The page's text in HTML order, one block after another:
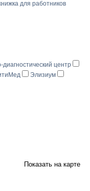
для работников
диагностический центр
Элизиум
Показать на карте